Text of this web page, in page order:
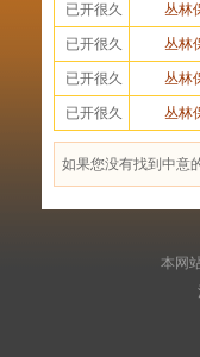
已开很久 丛林
已开很久 丛林
已开很久 丛林
已开很久 丛林
如果您没有找到中意
本网